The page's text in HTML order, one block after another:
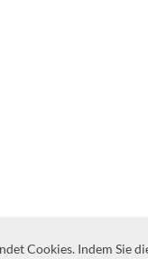
Cookies. Indem Sie